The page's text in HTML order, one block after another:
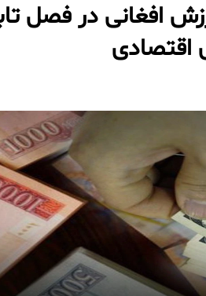
افغانی در فصل
اقتصادی